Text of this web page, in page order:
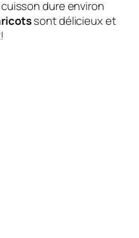
dure environ
sont délicieux et